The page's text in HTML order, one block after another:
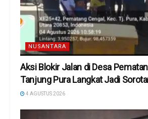
NUSANTARA
Aksi Blokir Jalan di Desa
Tanjung Pura Langkat Jadi
4 AGUSTUS 2026